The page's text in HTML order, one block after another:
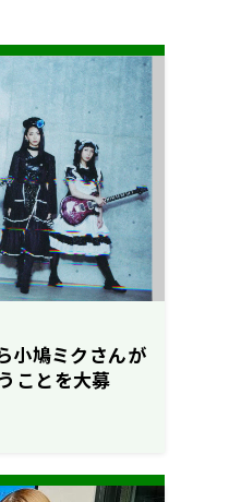
小鳩ミクさんが
ことを大募